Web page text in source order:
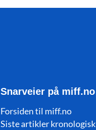
Snarveier på miff.no
Forsiden til miff.no
Siste artikler kronologisk